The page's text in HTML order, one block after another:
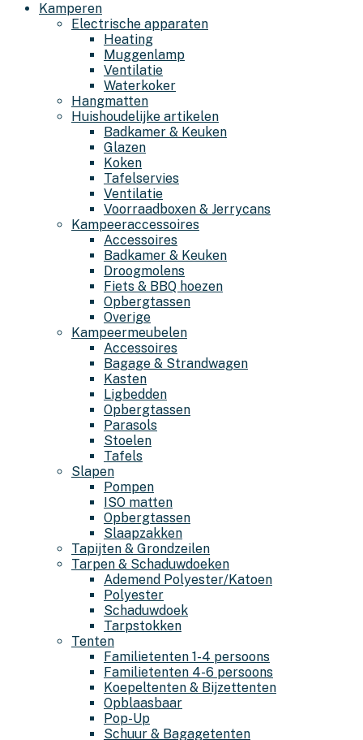
Kamperen
Electrische apparaten
Heating
Muggenlamp
Ventilatie
Waterkoker
Hangmatten
Huishoudelijke artikelen
Badkamer & Keuken
Glazen
Koken
Tafelservies
Ventilatie
Voorraadboxen & Jerrycans
Kampeeraccessoires
Accessoires
Badkamer & Keuken
Droogmolens
Fiets & BBQ hoezen
Opbergtassen
Overige
Kampeermeubelen
Accessoires
Bagage & Strandwagen
Kasten
Ligbedden
Opbergtassen
Parasols
Stoelen
Tafels
Slapen
Pompen
ISO matten
Opbergtassen
Slaapzakken
Tapijten & Grondzeilen
Tarpen & Schaduwdoeken
Ademend Polyester/Katoen
Polyester
Schaduwdoek
Tarpstokken
Tenten
Familietenten 1-4 persoons
Familietenten 4-6 persoons
Koepeltenten & Bijzettenten
Opblaasbaar
Pop-Up
Schuur & Bagagetenten